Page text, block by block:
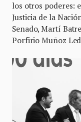
los otros poderes:
Justicia de la
Senado, Martí
Porfirio Muñoz